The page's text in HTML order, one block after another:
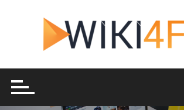
conteúdo